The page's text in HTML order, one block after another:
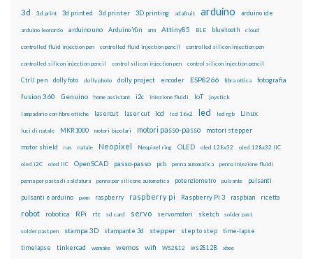
3d 3d print 3d printed 3d printer 3D printing adafruit arduino arduino ide
arduino leonardo arduino uno Arduino Yún arm Attiny85 BLE bluetooth cloud
controlled fluid injection pen controlled fluid injection pencil controlled silicon injection pen
controlled silicon injection pencil control silicon injection pen control silicon injection pencil
CtrlJ pen dolly foto dolly photo dolly project encoder ESP8266 fibra ottica fotografia
fusion 360 Genuino home assistant i2c iniezione fluidi IoT joystick
lampadario con fibre ottiche lasercut laser cut lcd lcd 16x2 led led rgb Linux
luci di natale MKR1000 motori bipolari motori passo-passo motori stepper
motor shield nas natale Neopixel Neopixel ring OLED oled 128x32 oled 128x32 IIC
oled i2C oled IIC OpenSCAD passo-passo pcb penna automatica penna iniezione fluidi
penna per pasta di saldatura penna per silicone automatica potenziometro pulsante pulsanti
pulsanti e arduino pwm raspberry raspberry pi Raspberry Pi 3 raspbian ricetta
robot robotica RPi rtc sd card servo servomotori sketch solder past
solder past pen stampa 3D stampante 3d stepper step to step time-lapse
timelapse tinkercad wemake wemos wifi WS2812 ws2812B xbee